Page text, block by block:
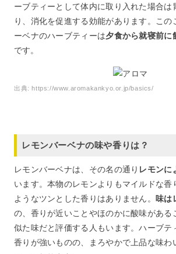
ーブティーとして体内に取り入れた場合は
り、消化を促進する効能があります。この
ーベナのハーブティーは夕食から就寝前に
です。
出典:https://www.aromakankyo.or.jp/basics/
レモンバーベナの味や香りは？
レモンバーベナは、その名の通り レモンに
います。本物のレモンよりもマイルドな香
ようなツンとした香りはありません。
味は
の、香りが近いことやほのかに酸味がある
似た味だと評価する人もいます。ハーブテ
香りが強いものの、まろやかで上品な味わ